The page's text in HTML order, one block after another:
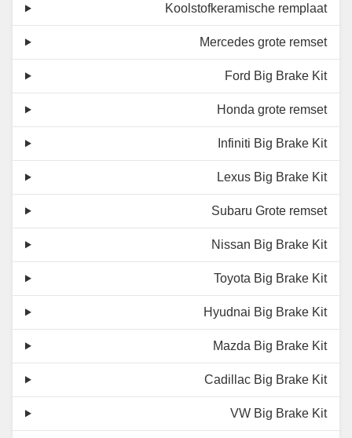
Koolstofkeramische remplaat
Mercedes grote remset
Ford Big Brake Kit
Honda grote remset
Infiniti Big Brake Kit
Lexus Big Brake Kit
Subaru Grote remset
Nissan Big Brake Kit
Toyota Big Brake Kit
Hyudnai Big Brake Kit
Mazda Big Brake Kit
Cadillac Big Brake Kit
VW Big Brake Kit